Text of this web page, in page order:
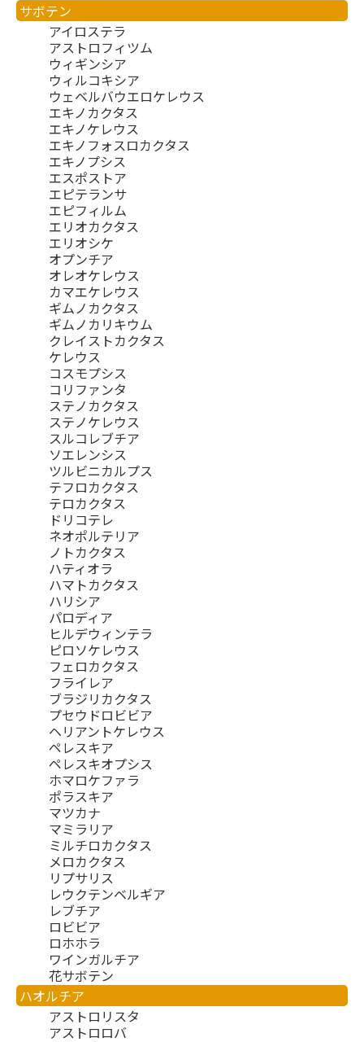
サボテン
アイロステラ
アストロフィツム
ウィギンシア
ウィルコキシア
ウェベルバウエロケレウス
エキノカクタス
エキノケレウス
エキノフォスロカクタス
エキノプシス
エスポストア
エピテランサ
エピフィルム
エリオカクタス
エリオシケ
オプンチア
オレオケレウス
カマエケレウス
ギムノカクタス
ギムノカリキウム
クレイストカクタス
ケレウス
コスモプシス
コリファンタ
ステノカクタス
ステノケレウス
スルコレブチア
ソエレンシス
ツルビニカルプス
テフロカクタス
テロカクタス
ドリコテレ
ネオポルテリア
ノトカクタス
ハティオラ
ハマトカクタス
ハリシア
パロディア
ヒルデウィンテラ
ピロソケレウス
フェロカクタス
フライレア
ブラジリカクタス
プセウドロビビア
ヘリアントケレウス
ペレスキア
ペレスキオプシス
ホマロケファラ
ポラスキア
マツカナ
マミラリア
ミルチロカクタス
メロカクタス
リプサリス
レウクテンベルギア
レブチア
ロビビア
ロホホラ
ワインガルチア
花サボテン
ハオルチア
アストロリスタ
アストロロバ